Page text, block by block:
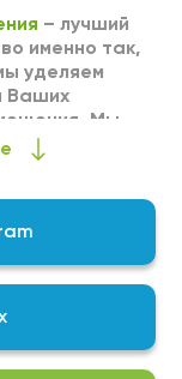
– лучший
именно так,
уделяем
Ваших
Мы
заказ по
для